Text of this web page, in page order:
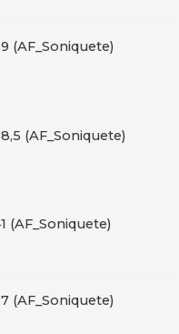
(AF_Soniquete)
(AF_Soniquete)
(AF_Soniquete)
(AF_Soniquete)